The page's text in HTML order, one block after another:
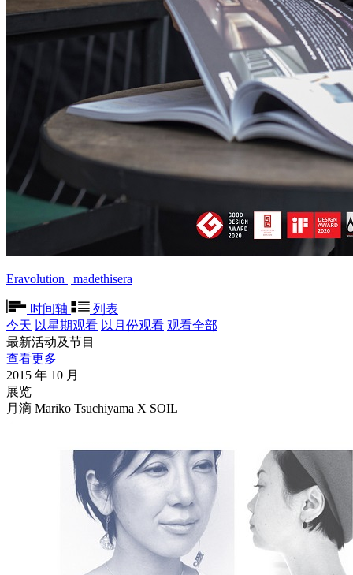
Eravolution | madethisera
时间轴
列表
今天 以星期观看 以月份观看 观看全部
最新活动及节目
查看更多
2015 年 10 月
展览
月滴 Mariko Tsuchiyama X SOIL